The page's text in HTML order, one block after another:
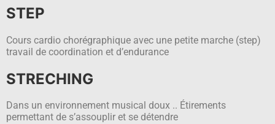
STEP
Cours cardio chorégraphique avec une petite marche (step)
travail de coordination et d’endurance
STRECHING
Dans un environnement musical doux .. Étirements
permettant de s’assouplir et se détendre